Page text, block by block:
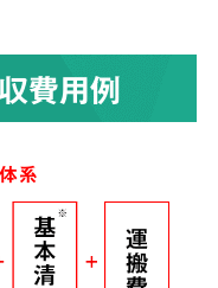
る臭いも
保証
根こそぎ
脱臭
費用例
系